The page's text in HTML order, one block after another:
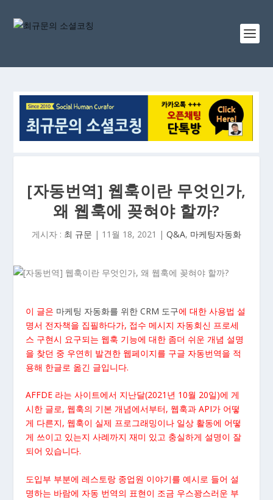
[자동번역] 웹훅이란 무엇인가,
왜 웹훅에 꽂혀야 할까?
게시자 : 최 규문 | 11월 18, 2021 | Q&A, 마케팅자동화
이 글은 마케팅 자동화를 위한 CRM 도구에 대한 사용법 설
명서 전자책을 집필하다가, 접수 메시지 자동회신 프로세
스 구현시 요구되는 웹훅 기능에 대한 좀더 쉬운 개념 설명
을 찾던 중 우연히 발견한 웹페이지를 구글 자동번역을 적
용해 한글로 옮긴 글입니다.
AFFDE 라는 사이트에서 지난달(2021년 10월 20일)에 게
시한 글로, 웹훅의 기본 개념에서부터, 웹훅과 API가 어떻
게 다른지, 웹훅이 실제 프로그래밍이나 일상 활동에 어떻
게 쓰이고 있는지 사례까지 재미 있고 충실하게 설명이 잘
되어 있습니다.
도입부 부분에 레스토랑 종업원 이야기를 예시로 들어 설
명하는 바람에 자동 번역의 표현이 조금 우스꽝스러운 부